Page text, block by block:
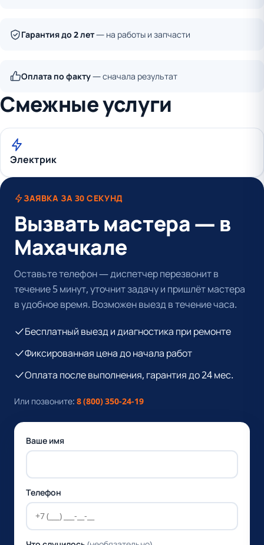
Гарантия до 2 лет— на работы и запчасти
Оплата по факту— сначала результат
Смежные услуги
Электрик
ЗАЯВКА ЗА 30 СЕКУНД
Вызвать мастера — в
Махачкале
Оставьте телефон — диспетчер перезвонит в
течение 5 минут, уточнит задачу и пришлёт мастера
в удобное время. Возможен выезд в течение часа.
Бесплатный выезд и диагностика при ремонте
Фиксированная цена до начала работ
Оплата после выполнения, гарантия до 24 мес.
Или позвоните: 8 (800) 350-24-19
Ваше имя
Телефон